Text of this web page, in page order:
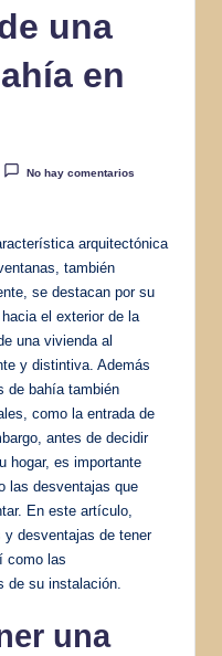
una
en
No hay comentarios
arquitectónica
también
se destacan por su
el exterior de la
una vivienda al
y distintiva. Además
de bahía también
como la entrada de
antes de decidir
hogar, es importante
las desventajas que
En este artículo,
desventajas de tener
como las
de su instalación.
una